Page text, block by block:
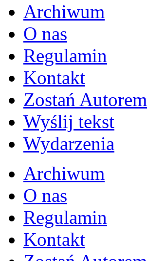
Archiwum
O nas
Regulamin
Kontakt
Zostań Autorem
Wyślij tekst
Wydarzenia
Archiwum
O nas
Regulamin
Kontakt